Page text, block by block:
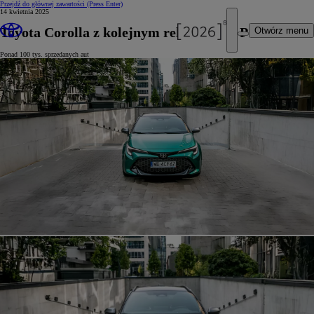
Przejdź do głównej zawartości (Press Enter)
Otwórz menu
14 kwietnia 2025
Toyota Corolla z kolejnym rekordem w Polsce
Ponad 100 tys. sprzedanych aut